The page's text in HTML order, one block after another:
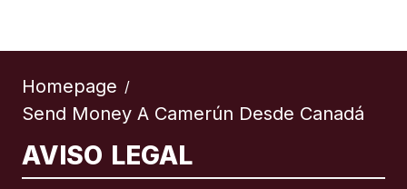
Homepage /
Send Money A Camerún Desde Canadá
AVISO LEGAL